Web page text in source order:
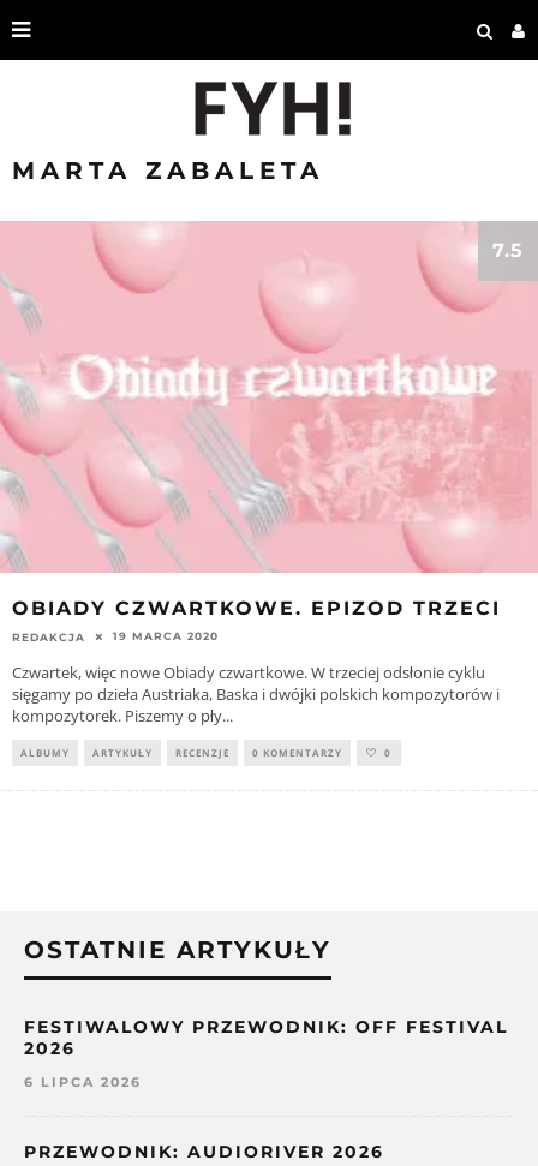
MARTA ZABALETA
7.5
OBIADY CZWARTKOWE. EPIZOD TRZECI
REDAKCJA 19 MARCA 2020
Czwartek, więc nowe Obiady czwartkowe. W trzeciej odsłonie cyklu
sięgamy po dzieła Austriaka, Baska i dwójki polskich kompozytorów i
kompozytorek. Piszemy o pły...
ALBUMY ARTYKUŁY RECENZJE 0 KOMENTARZY 0
OSTATNIE ARTYKUŁY
FESTIWALOWY PRZEWODNIK: OFF FESTIVAL
2026
6 LIPCA 2026
PRZEWODNIK: AUDIORIVER 2026